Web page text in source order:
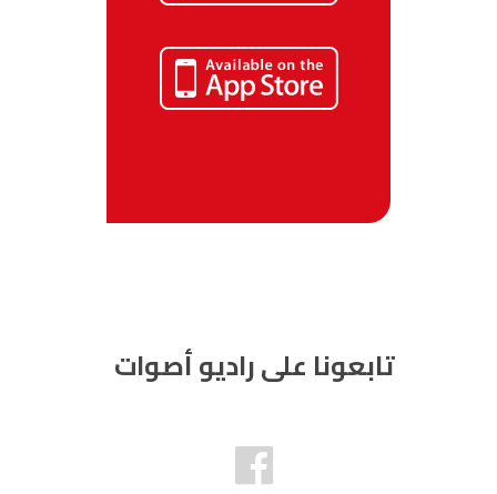
تابعونا على راديو أصوات